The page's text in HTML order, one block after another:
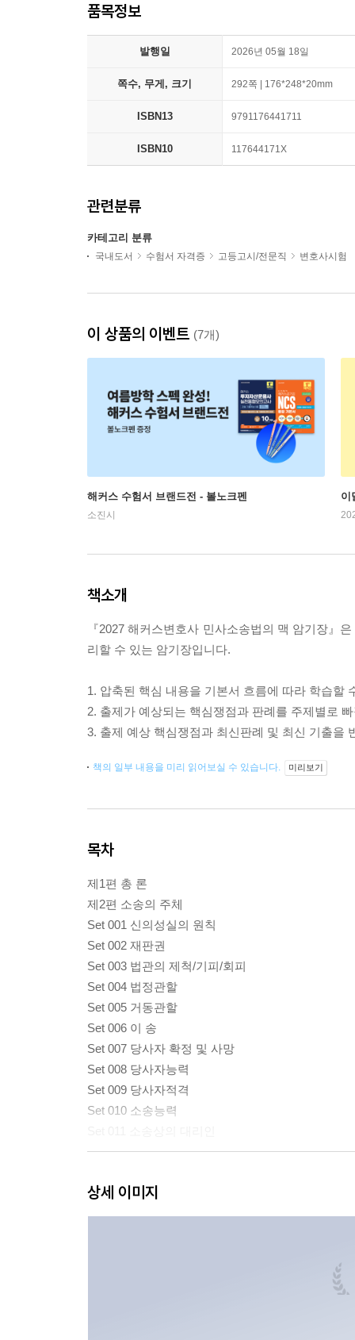
품목정보
발행일 2026년 05월 18일
쪽수, 무게, 크기 292쪽 | 176*248*20mm
ISBN13 9791176441711
ISBN10 117644171X
관련분류
카테고리 분류
국내도서 수험서 자격증 고등고시/전문직 변호사시험
이 상품의 이벤트 (7개)
해커스 수험서 브랜드전 - 볼노크펜
소진시
이
책소개
『2027 해커스변호사 민사소송법의 맥 암기장』
리할 수 있는 암기장입니다.
1. 압축된 핵심 내용을 기본서 흐름에 따라 학습할
2. 출제가 예상되는 핵심쟁점과 판례를 주제별로
3. 출제 예상 핵심쟁점과 최신판례 및 최신 기출을
책의 일부 내용을 미리 읽어보실 수 있습니다. 미리보기
목차
제1편 총 론
제2편 소송의 주체
Set 001 신의성실의 원칙
Set 002 재판권
Set 003 법관의 제척/기피/회피
Set 004 법정관할
Set 005 거동관할
Set 006 이 송
Set 007 당사자 확정 및 사망
Set 008 당사자능력
Set 009 당사자적격
Set 010 소송능력
Set 012 소의 의의와 종류
Set 013 소송요건
상세 이미지